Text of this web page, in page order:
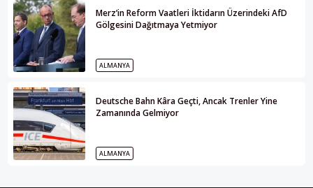
Merz’in Reform Vaatleri İktidarın Üzerindeki AfD
Gölgesini Dağıtmaya Yetmiyor
ALMANYA
Deutsche Bahn Kâra Geçti, Ancak Trenler Yine
Zamanında Gelmiyor
ALMANYA